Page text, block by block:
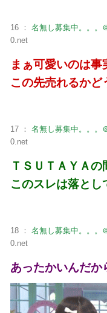
16 ： 名無し募集中。。。
0.net
まぁ可愛いのは事
この先売れるかど
17 ： 名無し募集中。。。
0.net
ＴＳＵＴＡＹＡの
このスレは落とし
18 ： 名無し募集中。。。
0.net
あったかいんだか